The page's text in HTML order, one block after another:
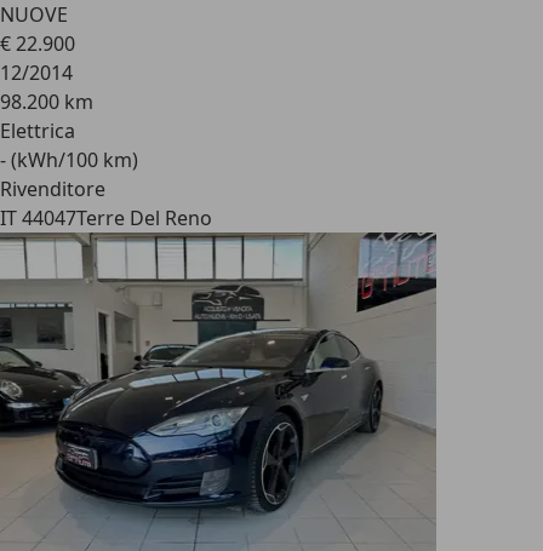
NUOVE
€ 22.900
12/2014
98.200 km
Elettrica
- (kWh/100 km)
Rivenditore
IT 44047Terre Del Reno